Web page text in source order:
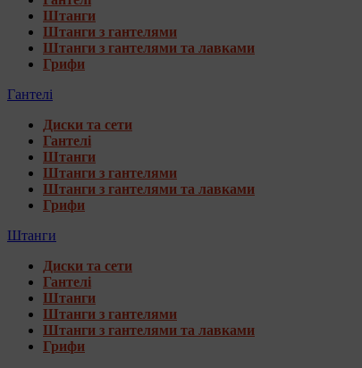
Штанги
Штанги з гантелями
Штанги з гантелями та лавками
Грифи
Гантелі
Диски та сети
Гантелі
Штанги
Штанги з гантелями
Штанги з гантелями та лавками
Грифи
Штанги
Диски та сети
Гантелі
Штанги
Штанги з гантелями
Штанги з гантелями та лавками
Грифи